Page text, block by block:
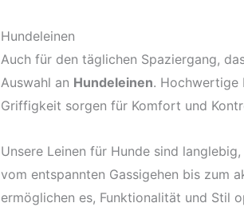
Hundeleinen
Auch für den täglichen Spaziergang,
Auswahl an Hundeleinen. Hochwertige
Griffigkeit sorgen für Komfort und
Unsere Leinen für Hunde sind
vom entspannten Gassigehen bis zum
ermöglichen es, Funktionalität und Stil